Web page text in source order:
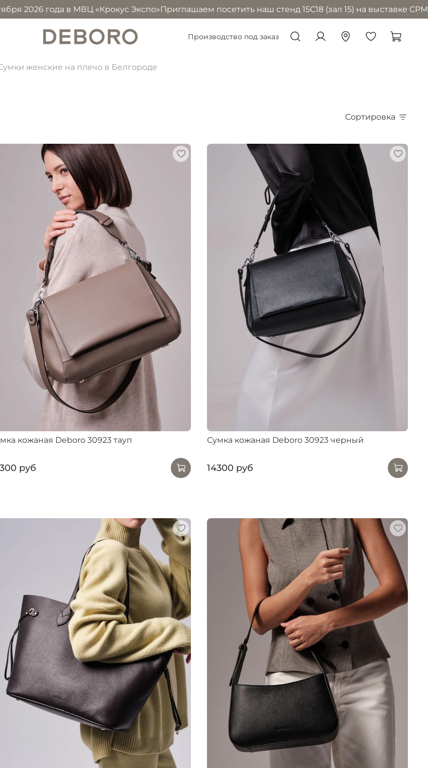
в МВЦ «Крокус Экспо»Приглашаем посетить наш стенд 15С18 (зал 15) на выставке CPM в
Производство под заказ
женские на плечо в Белгороде
Сортировка
кожаная Deboro 30923 тауп
руб
Сумка кожаная Deboro 30923 черный
14300 руб